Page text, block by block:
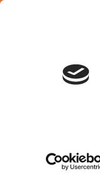
Alicia has
She joins